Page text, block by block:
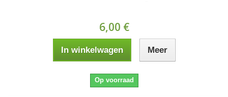
6,00 €
In winkelwagen Meer
Op voorraad